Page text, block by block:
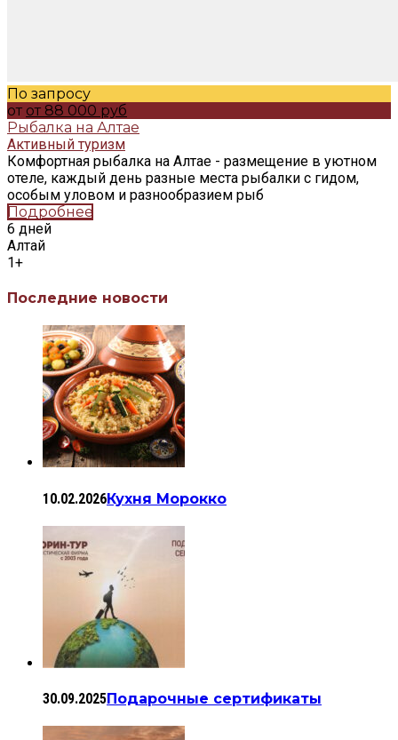
По запросу
от от 88 000 руб
Рыбалка на Алтае
Активный туризм
Комфортная рыбалка на Алтае - размещение в уютном
отеле, каждый день разные места рыбалки с гидом,
особым уловом и разнообразием рыб
Подробнее
6 дней
Алтай
1+
Последние новости
10.02.2026Кухня Морокко
30.09.2025Подарочные сертификаты